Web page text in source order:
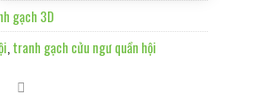
gạch 3D
,tranh gạch cửu ngư quần hội